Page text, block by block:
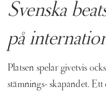
Svenska
på
Platsen spelar givetvis
stämnings- skapandet.